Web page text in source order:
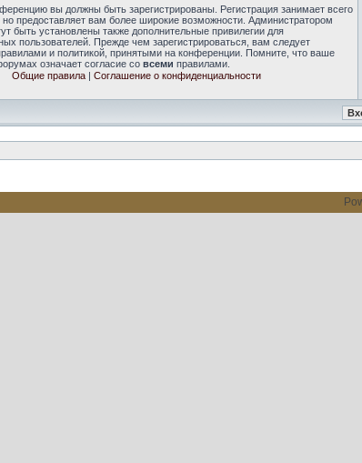
вы должны быть зарегистрированы. Регистрация занимает всего
но предоставляет вам более широкие возможности. Администратором
быть установлены также дополнительные привилегии для
пользователей. Прежде чем зарегистрироваться, вам следует
и политикой, принятыми на конференции. Помните, что ваше
означает согласие со всеми правилами.
Общие правила | Соглашение о конфиденциальности